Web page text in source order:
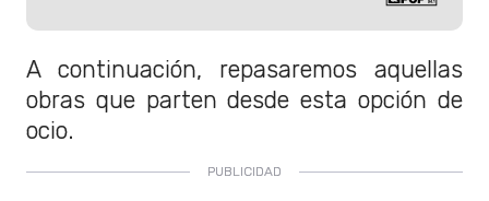
A continuación, repasaremos aquellas
obras que parten desde esta opción de
ocio.